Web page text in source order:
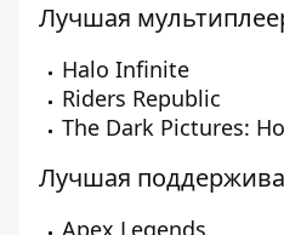
Лучшая
Halo Infinite
Riders Republic
The Dark Pictures:
Лучшая
Apex Legends